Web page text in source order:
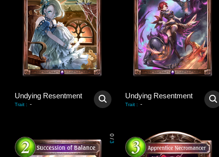
Undying Resentment
Trait : -
Undying Resentment
Trait : -
0
/
3